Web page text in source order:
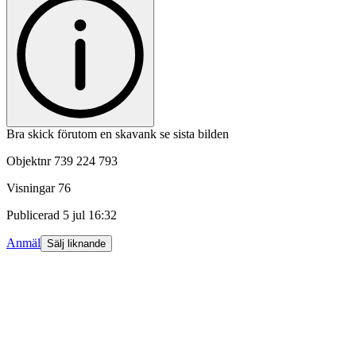
Bra skick förutom en skavank se sista bilden
Objektnr 739 224 793
Visningar 76
Publicerad 5 jul 16:32
Anmäl Sälj liknande